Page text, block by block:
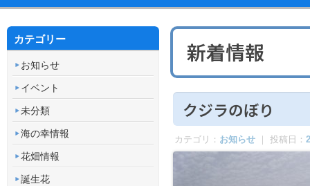
新着情報
クジラのぼり
カテゴリ： お知らせ ｜ 投稿日：
カテゴリー
お知らせ
イベント
未分類
海の幸情報
花畑情報
誕生花